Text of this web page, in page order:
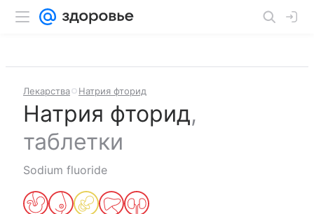
Лекарства Натрия фторид
Натрия фторид,
таблетки
Sodium fluoride